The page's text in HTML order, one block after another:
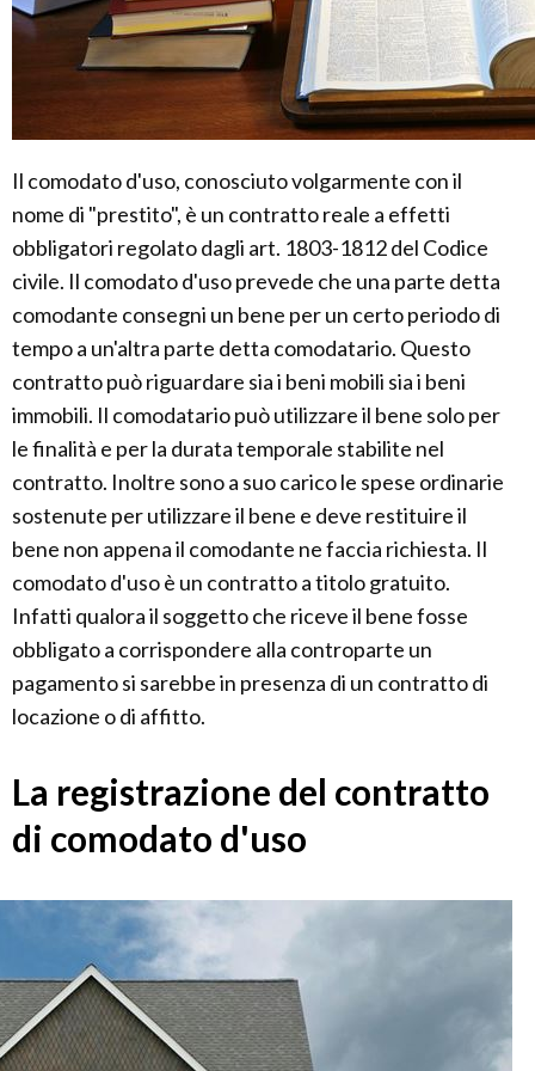
Il comodato d'uso, conosciuto volgarmente con il
nome di "prestito", è un contratto reale a effetti
obbligatori regolato dagli art. 1803-1812 del Codice
civile. Il comodato d'uso prevede che una parte detta
comodante consegni un bene per un certo periodo di
tempo a un'altra parte detta comodatario. Questo
contratto può riguardare sia i beni mobili sia i beni
immobili. Il comodatario può utilizzare il bene solo per
le finalità e per la durata temporale stabilite nel
contratto. Inoltre sono a suo carico le spese ordinarie
sostenute per utilizzare il bene e deve restituire il
bene non appena il comodante ne faccia richiesta. Il
comodato d'uso è un contratto a titolo gratuito.
Infatti qualora il soggetto che riceve il bene fosse
obbligato a corrispondere alla controparte un
pagamento si sarebbe in presenza di un contratto di
locazione o di affitto.
La registrazione del contratto
di comodato d'uso